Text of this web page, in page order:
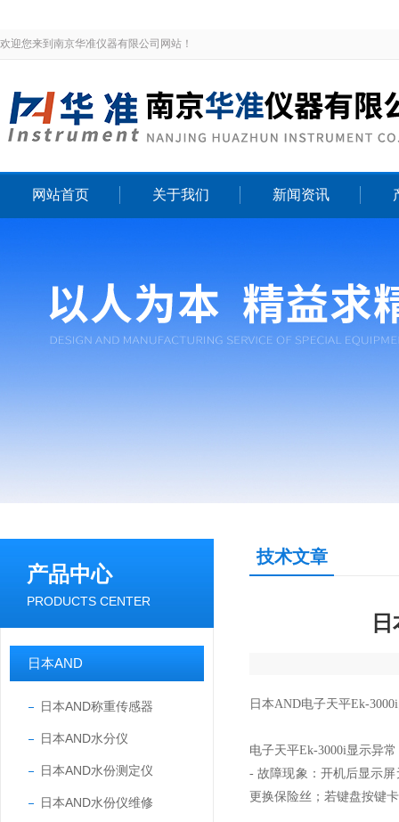
欢迎您来到南京华准仪器有限公司网站！
网站首页 关于我们 新闻资讯
产品中心
PRODUCTS CENTER
日本AND
日本AND称重传感器
日本AND水分仪
日本AND水份测定仪
日本AND水份仪维修
技术文章
日本AND电子天平Ek-
电子天平Ek-3000i显示异常
- 故障现象：开机后显示
更换保险丝；若键盘按键